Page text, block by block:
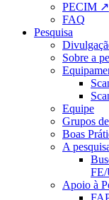
PECIM ↗
FAQ
Pesquisa
Sobre a
Equipe
Grupos
Boas
A
FE/
Apoio à